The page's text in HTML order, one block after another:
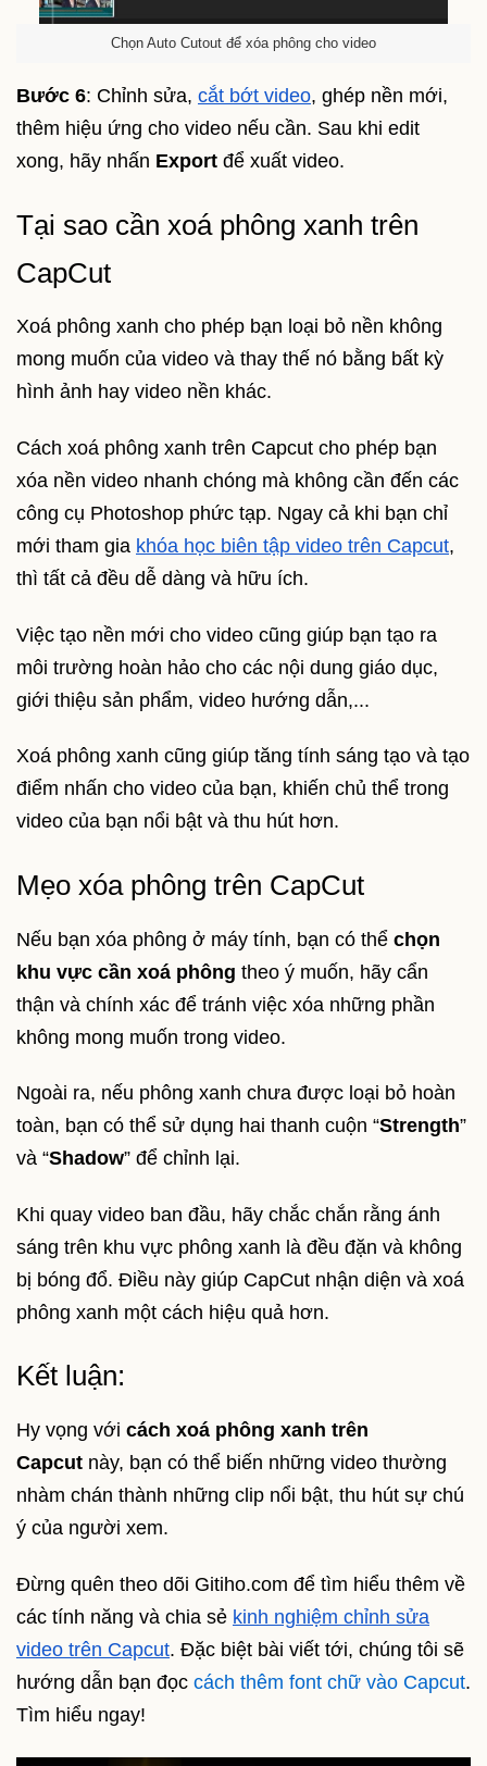
Chọn Auto Cutout để xóa phông cho video
Bước 6: Chỉnh sửa, cắt bớt video, ghép nền mới,
thêm hiệu ứng cho video nếu cần. Sau khi edit
xong, hãy nhấn Export để xuất video.
Tại sao cần xoá phông xanh trên
CapCut
Xoá phông xanh cho phép bạn loại bỏ nền không
mong muốn của video và thay thế nó bằng bất kỳ
hình ảnh hay video nền khác.
Cách xoá phông xanh trên Capcut cho phép bạn
xóa nền video nhanh chóng mà không cần đến các
công cụ Photoshop phức tạp. Ngay cả khi bạn chỉ
mới tham gia khóa học biên tập video trên Capcut,
thì tất cả đều dễ dàng và hữu ích.
Việc tạo nền mới cho video cũng giúp bạn tạo ra
môi trường hoàn hảo cho các nội dung giáo dục,
giới thiệu sản phẩm, video hướng dẫn,...
Xoá phông xanh cũng giúp tăng tính sáng tạo và tạo
điểm nhấn cho video của bạn, khiến chủ thể trong
video của bạn nổi bật và thu hút hơn.
Mẹo xóa phông trên CapCut
Nếu bạn xóa phông ở máy tính, bạn có thể chọn
khu vực cần xoá phông theo ý muốn, hãy cẩn
thận và chính xác để tránh việc xóa những phần
không mong muốn trong video.
Ngoài ra, nếu phông xanh chưa được loại bỏ hoàn
toàn, bạn có thể sử dụng hai thanh cuộn “Strength”
và “Shadow” để chỉnh lại.
Khi quay video ban đầu, hãy chắc chắn rằng ánh
sáng trên khu vực phông xanh là đều đặn và không
bị bóng đổ. Điều này giúp CapCut nhận diện và xoá
phông xanh một cách hiệu quả hơn.
Kết luận:
Hy vọng với cách xoá phông xanh trên
Capcut này, bạn có thể biến những video thường
nhàm chán thành những clip nổi bật, thu hút sự chú
ý của người xem.
Đừng quên theo dõi Gitiho.com để tìm hiểu thêm về
các tính năng và chia sẻ kinh nghiệm chỉnh sửa
video trên Capcut. Đặc biệt bài viết tới, chúng tôi sẽ
hướng dẫn bạn đọc cách thêm font chữ vào Capcut.
Tìm hiểu ngay!